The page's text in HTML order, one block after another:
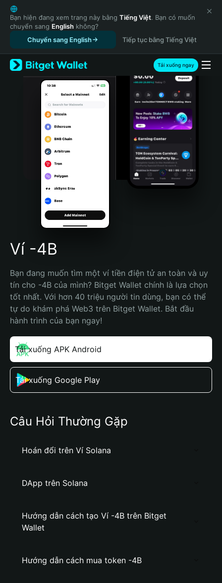
English
日本語
Tiếng Việt
Русский
Español (Latinoamérica)
Türkçe
Italiano
Português (Portugal)
Bahasa Indonesia
Português (Brasil)
Español (Argentina)
Bạn hiện đang xem trang này bằng Tiếng Việt. Bạn có muốn
chuyển sang English không?
Chuyển sang English
Tiếp tục bằng Tiếng Việt
Tải xuống ngay
Ví -4B
Bạn đang muốn tìm một ví tiền điện tử an toàn và uy
tín cho -4B của mình? Bitget Wallet chính là lựa chọn
tốt nhất. Với hơn 40 triệu người tin dùng, bạn có thể
tự do khám phá Web3 trên Bitget Wallet. Bắt đầu
hành trình của bạn ngay!
Tải xuống APK Android
Tải xuống Google Play
Câu Hỏi Thường Gặp
Hoán đổi trên Ví Solana
DApp trên Solana
Hướng dẫn cách tạo Ví -4B trên Bitget
Wallet
Hướng dẫn cách mua token -4B